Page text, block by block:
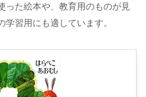
った絵本や、教育用のものが見
習用にも適しています。